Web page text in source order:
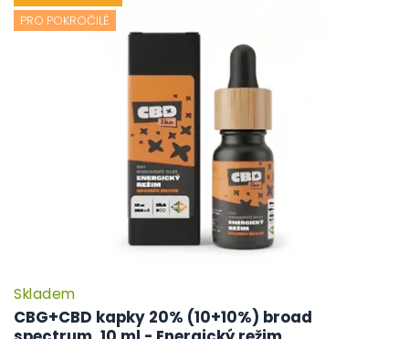
PRO POKROČILÉ
CBG+CBD kapky 20% (10+10%) broad
Skladem